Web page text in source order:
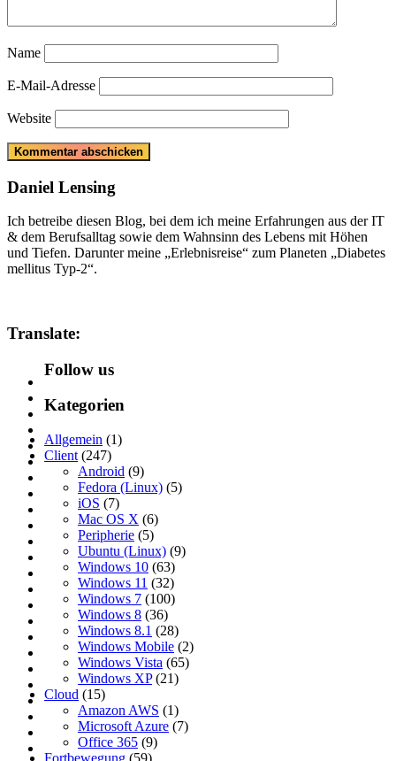
Name
E-Mail-Adresse
Website
Daniel Lensing
Ich betreibe diesen Blog, bei dem ich meine Erfahrungen aus der IT
& dem Berufsalltag sowie dem Wahnsinn des Lebens mit Höhen
und Tiefen. Darunter meine „Erlebnisreise“ zum Planeten „Diabetes
mellitus Typ-2“.
Translate:
Follow us
Kategorien
Allgemein (1)
Client (247)
Android (9)
Fedora (Linux) (5)
iOS (7)
Mac OS X (6)
Peripherie (5)
Ubuntu (Linux) (9)
Windows 10 (63)
Windows 11 (32)
Windows 7 (100)
Windows 8 (36)
Windows 8.1 (28)
Windows Mobile (2)
Windows Vista (65)
Windows XP(21)
Cloud (15)
Amazon AWS (1)
Microsoft Azure (7)
Office 365 (9)
Fortbewegung (59)